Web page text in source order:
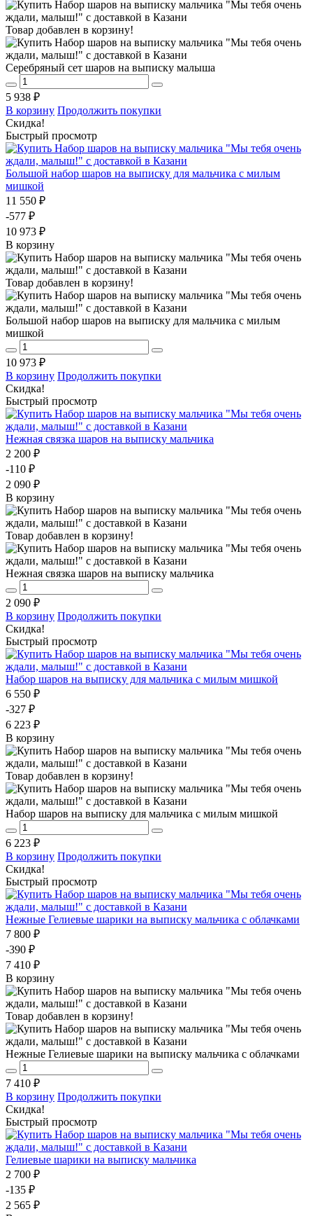
Товар добавлен в корзину!
Серебряный сет шаров на выписку малыша
5 938 ₽
В корзину Продолжить покупки
Скидка!
Быстрый просмотр
Большой набор шаров на выписку для мальчика с милым
мишкой
11 550 ₽
-577 ₽
10 973 ₽
В корзину
Товар добавлен в корзину!
Большой набор шаров на выписку для мальчика с милым
мишкой
10 973 ₽
В корзину Продолжить покупки
Скидка!
Быстрый просмотр
Нежная связка шаров на выписку мальчика
2 200 ₽
-110 ₽
2 090 ₽
В корзину
Товар добавлен в корзину!
Нежная связка шаров на выписку мальчика
2 090 ₽
В корзину Продолжить покупки
Скидка!
Быстрый просмотр
Набор шаров на выписку для мальчика с милым мишкой
6 550 ₽
-327 ₽
6 223 ₽
В корзину
Товар добавлен в корзину!
Набор шаров на выписку для мальчика с милым мишкой
6 223 ₽
В корзину Продолжить покупки
Скидка!
Быстрый просмотр
Нежные Гелиевые шарики на выписку мальчика с облачками
7 800 ₽
-390 ₽
7 410 ₽
В корзину
Товар добавлен в корзину!
Нежные Гелиевые шарики на выписку мальчика с облачками
7 410 ₽
В корзину Продолжить покупки
Скидка!
Быстрый просмотр
Гелиевые шарики на выписку мальчика
2 700 ₽
-135 ₽
2 565 ₽